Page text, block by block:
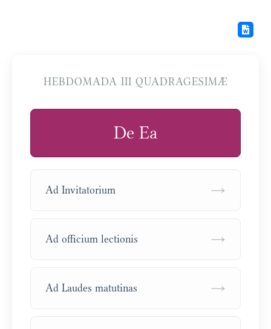
HEBDOMADA III QUADRAGESIMÆ
De Ea
Ad Invitatorium →
Ad officium lectionis →
Ad Laudes matutinas →